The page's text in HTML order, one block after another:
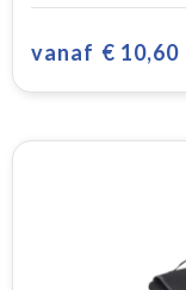
vanaf € 10,60